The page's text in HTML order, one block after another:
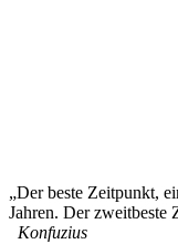
„Der beste Zeitpunkt,
Jahren. Der zweitbeste
Konfuzius